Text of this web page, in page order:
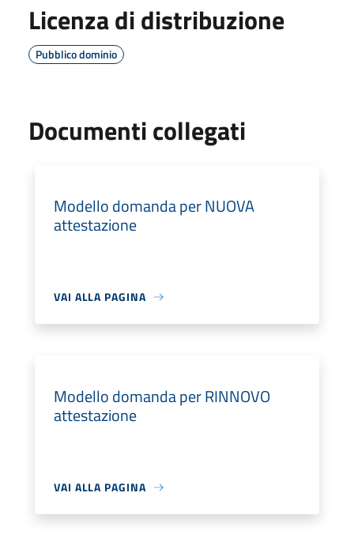
Licenza di distribuzione
Pubblico dominio
Documenti collegati
Modello domanda per NUOVA
attestazione
VAI ALLA PAGINA
Modello domanda per RINNOVO
attestazione
VAI ALLA PAGINA